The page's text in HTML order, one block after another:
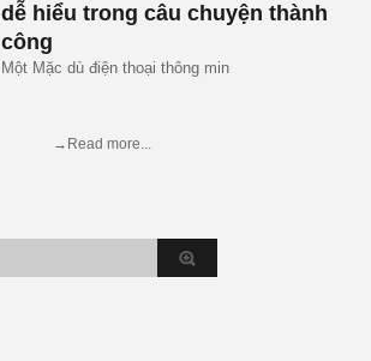
dễ hiểu trong câu chuyện thành
công
Một Mặc dù điện thoại thông min
→Read more...